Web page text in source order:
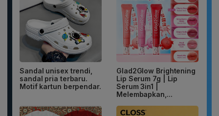
Sandal unisex trendi,
sandal pria terbaru.
Motif kartun berpendar.
Glad2Glow Brightening
Lip Serum 7g | Lip
Serum 3in1 |
Melembapkan,...